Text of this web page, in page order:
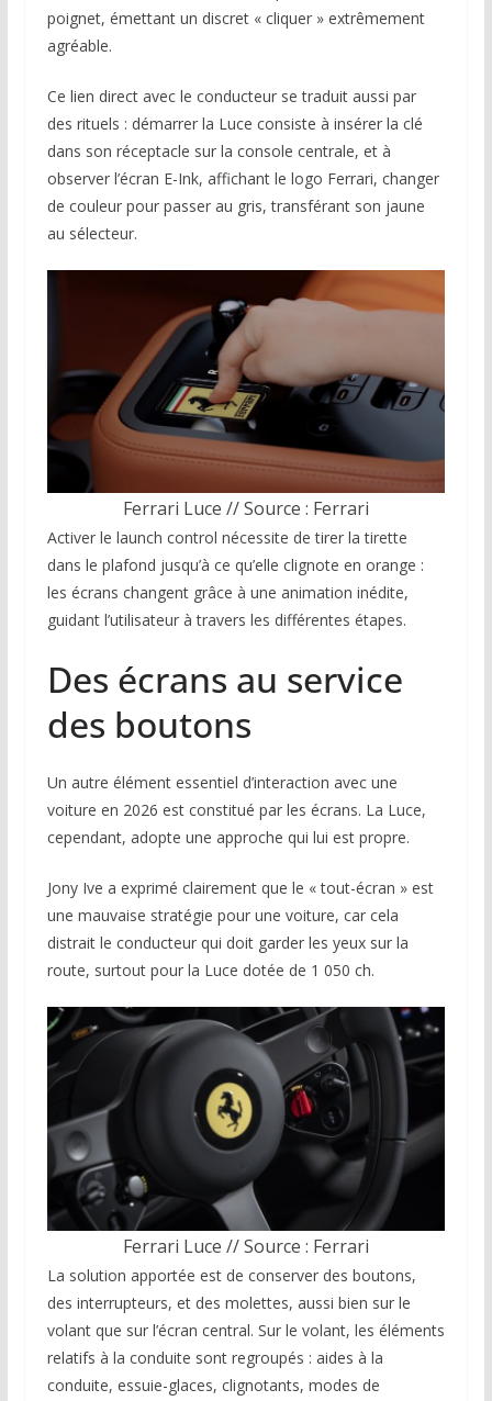
poignet, émettant un discret « cliquer » extrêmement
agréable.
Ce lien direct avec le conducteur se traduit aussi par
des rituels : démarrer la Luce consiste à insérer la clé
dans son réceptacle sur la console centrale, et à
observer l’écran E-Ink, affichant le logo Ferrari, changer
de couleur pour passer au gris, transférant son jaune
au sélecteur.
Ferrari Luce // Source : Ferrari
Activer le launch control nécessite de tirer la tirette
dans le plafond jusqu’à ce qu’elle clignote en orange :
les écrans changent grâce à une animation inédite,
guidant l’utilisateur à travers les différentes étapes.
Des écrans au service
des boutons
Un autre élément essentiel d’interaction avec une
voiture en 2026 est constitué par les écrans. La Luce,
cependant, adopte une approche qui lui est propre.
Jony Ive a exprimé clairement que le « tout-écran » est
une mauvaise stratégie pour une voiture, car cela
distrait le conducteur qui doit garder les yeux sur la
route, surtout pour la Luce dotée de 1 050 ch.
Ferrari Luce // Source : Ferrari
La solution apportée est de conserver des boutons,
des interrupteurs, et des molettes, aussi bien sur le
volant que sur l’écran central. Sur le volant, les éléments
relatifs à la conduite sont regroupés : aides à la
conduite, essuie-glaces, clignotants, modes de